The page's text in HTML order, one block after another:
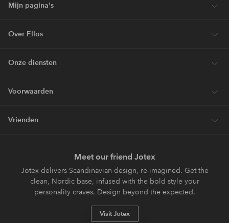
Mijn pagina's
Over Ellos
Onze diensten
Voorwaarden
Vrienden
Meet our friend Jotex
Jotex delivers Scandinavian design, re-imagined. Get the
clean, Nordic base, infused with the bold style your
personality craves. Design beyond the expected.
Visit Jotex